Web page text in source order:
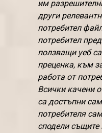
им
други
потребител
потребител
ползващи уеб
преценка, към
работа от
Всички качени
са достъпни
потребителя
сподели